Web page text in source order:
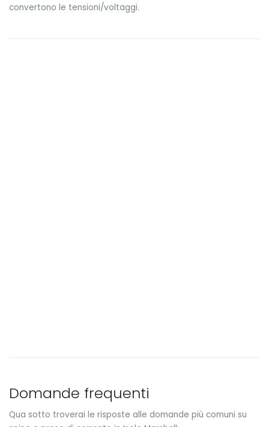
convertono le tensioni/voltaggi.
Domande frequenti
Qua sotto troverai le risposte alle domande più comuni su